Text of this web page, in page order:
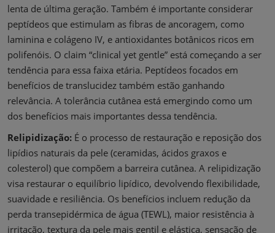
lenta de última geração. Também é importante considerar
peptídeos que estimulam as fibras de ancoragem, como
laminina e colágeno IV, e antioxidantes botânicos ricos em
polifenóis. O claim “clinical yet gentle” está começando a ser
tendência para essa faixa etária. Peptídeos focados em
benefícios de translucidez também estão ganhando
relevância. A tolerância cutânea está emergindo como um
dos benefícios mais importantes dessa tendência.
Relipidização: É o processo de restauração e reposição dos
lipídios naturais da pele (ceramidas, ácidos graxos e
colesterol) que compõem a barreira cutânea. A relipidização
visa restaurar o equilíbrio lipídico, devolvendo flexibilidade,
suavidade e resiliência. Os benefícios incluem redução da
perda transepidérmica de água (TEWL), maior resistência à
irritação, textura da pele mais gentil e elástica, sensação de